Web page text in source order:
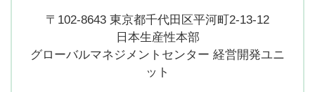
〒102-8643 東京都千代田区平河町2-13-12
日本生産性本部
グローバルマネジメントセンター 経営開発ユニ
ット